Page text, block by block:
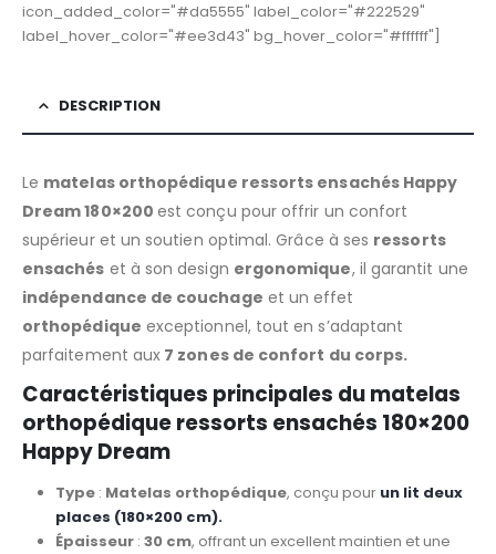
icon_added_color="#da5555" label_color="#222529"
label_hover_color="#ee3d43" bg_hover_color="#ffffff"]
DESCRIPTION
Le matelas orthopédique ressorts ensachés Happy
Dream180×200 est conçu pour offrir un confort
supérieur et un soutien optimal. Grâce à ses ressorts
ensachés et à son design ergonomique, il garantit une
indépendance de couchage et un effet
orthopédique exceptionnel, tout en s’adaptant
parfaitement aux 7 zones de confort du corps.
Caractéristiques principales du matelas
orthopédique ressorts ensachés 180×200
Happy Dream
Type: Matelas orthopédique, conçu pour un lit deux
places (180×200 cm).
Épaisseur: 30 cm, offrant un excellent maintien et une